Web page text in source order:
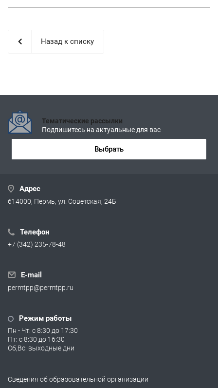
Назад к списку
Тематические рассылки
Подпишитесь на актуальные для вас
Выбрать
Адрес
614000, Пермь, ул. Советская, 24Б
Телефон
+7 (342) 235-78-48
E-mail
permtpp@permtpp.ru
Режим работы
Пн - Чт: с 8:30 до 17:30
Пт: с 8:30 до 16:30
Сб,Вс: выходные дни
Сведения об образовательной организации